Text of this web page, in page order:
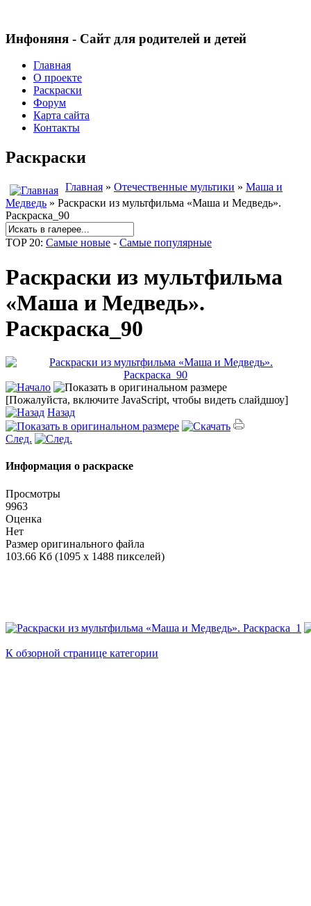
Инфоняня - Сайт для родителей и детей
Главная
О проекте
Раскраски
Форум
Карта сайта
Контакты
Раскраски
Главная » Отечественные мультики » Маша и
Медведь » Раскраски из мультфильма «Маша и Медведь».
Раскраска_90
TOP 20: Самые новые - Самые популярные
Раскраски из мультфильма
«Маша и Медведь».
Раскраска_90
[Пожалуйста, включите JavaScript, чтобы видеть слайдшоу]
Назад
След.
Информация о раскраске
Просмотры
9963
Оценка
Нет
Размер оригинального файла
103.66 Кб (1095 x 1488 пикселей)
К обзорной странице категории